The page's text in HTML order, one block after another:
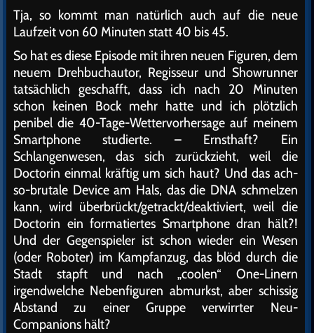
Tja, so kommt man natürlich auch auf die neue
Laufzeit von 60 Minuten statt 40 bis 45.
So hat es diese Episode mit ihren neuen Figuren, dem
neuem Drehbuchautor, Regisseur und Showrunner
tatsächlich geschafft, dass ich nach 20 Minuten
schon keinen Bock mehr hatte und ich plötzlich
penibel die 40-Tage-Wettervorhersage auf meinem
Smartphone studierte. – Ernsthaft? Ein
Schlangenwesen, das sich zurückzieht, weil die
Doctorin einmal kräftig um sich haut? Und das ach-
so-brutale Device am Hals, das die DNA schmelzen
kann, wird überbrückt/getrackt/deaktiviert, weil die
Doctorin ein formatiertes Smartphone dran hält?!
Und der Gegenspieler ist schon wieder ein Wesen
(oder Roboter) im Kampfanzug, das blöd durch die
Stadt stapft und nach „coolen“ One-Linern
irgendwelche Nebenfiguren abmurkst, aber schissig
Abstand zu einer Gruppe verwirrter Neu-
Companions hält?